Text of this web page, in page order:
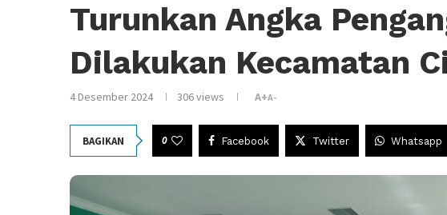
Turunkan Angka
Dilakukan Kecamatan
4 Desember 2024 306views A+A-
BAGIKAN 0 Facebook Twitter Whatsapp